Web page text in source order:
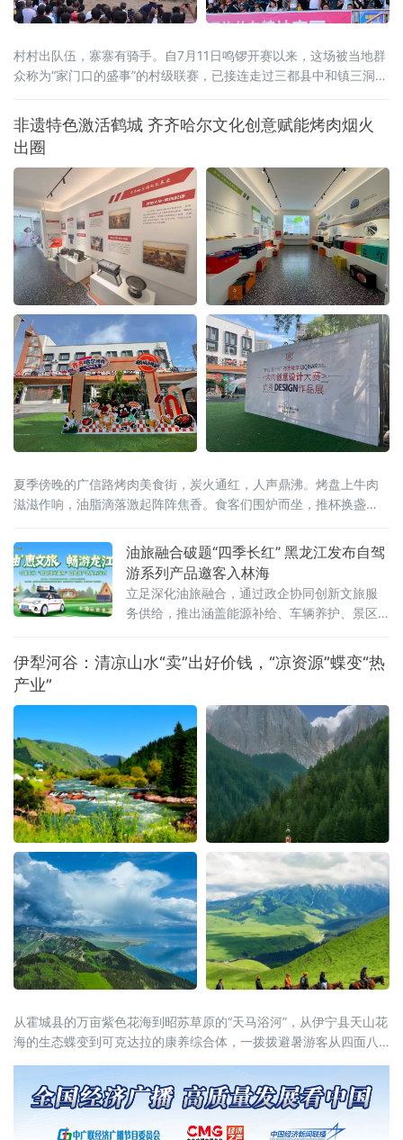
村村出队伍，寨寨有骑手。自7月11日鸣锣开赛以来，这场被当地群
众称为“家门口的盛事”的村级联赛，已接连走过三都县中和镇三洞古
非遗特色激活鹤城 齐齐哈尔文化创意赋能烤肉烟火
出圈
夏季傍晚的广信路烤肉美食街，炭火通红，人声鼎沸。烤盘上牛肉
滋滋作响，油脂滴落激起阵阵焦香。食客们围炉而坐，推杯换盏
文发了一条朋友圈：“这才是齐齐哈尔——烟火气里藏着文化味。”文
化味，正是2026齐齐哈尔烤肉美食节试图为这炉百年炭火注入的全
新内涵。齐齐哈尔烤肉的历史，可追溯至新石器时代嫩江
油旅融合破题“四季长红” 黑龙江发布自驾
游系列产品邀客入林海
立足深化油旅融合，通过政企协同创新文旅服
务供给，推出涵盖能源补给、车辆养护、景区
全省文旅产业提质升级探索新路径。黑龙江省
文化和旅游厅副厅长蒋兴成、中国石化黑龙江
尔滨市文化广电和旅
伊犁河谷：清凉山水“卖”出好价钱，“凉资源”蝶变“热
产业”
从霍城县的万亩紫色花海到昭苏草原的“天马浴河”，从伊宁县天山花
海的生态蝶变到可克达拉的康养综合体，一拨拨避暑游客从四面八